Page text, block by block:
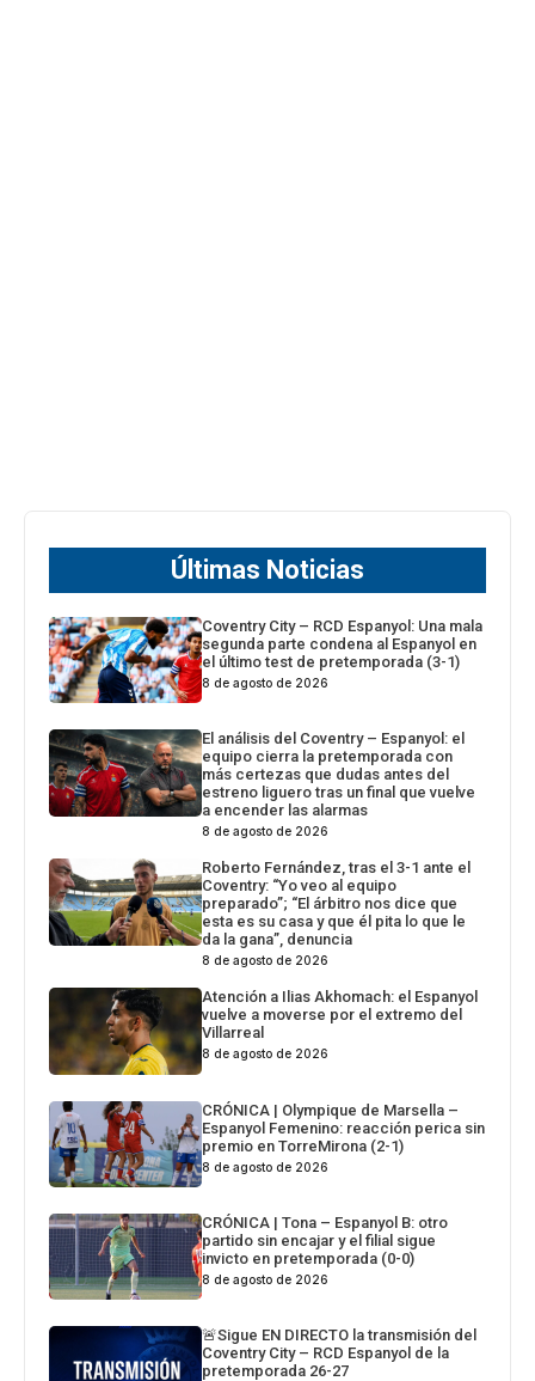
Últimas Noticias
Coventry City – RCD Espanyol: Una mala
segunda parte condena al Espanyol en
el último test de pretemporada (3-1)
8 de agosto de 2026
El análisis del Coventry – Espanyol: el
equipo cierra la pretemporada con
más certezas que dudas antes del
estreno liguero tras un final que vuelve
a encender las alarmas
8 de agosto de 2026
Roberto Fernández, tras el 3-1 ante el
Coventry: “Yo veo al equipo
preparado”; “El árbitro nos dice que
esta es su casa y que él pita lo que le
da la gana”, denuncia
8 de agosto de 2026
Atención a Ilias Akhomach: el Espanyol
vuelve a moverse por el extremo del
Villarreal
8 de agosto de 2026
CRÓNICA | Olympique de Marsella –
Espanyol Femenino: reacción perica sin
premio en TorreMirona (2-1)
8 de agosto de 2026
CRÓNICA | Tona – Espanyol B: otro
partido sin encajar y el filial sigue
invicto en pretemporada (0-0)
8 de agosto de 2026
🚨Sigue EN DIRECTO la transmisión del
Coventry City – RCD Espanyol de la
pretemporada 26-27